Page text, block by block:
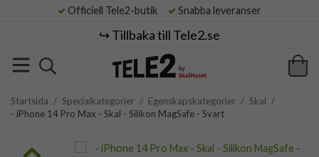
Officiell Tele2-butik Snabba leveranser
↪️ Tillbaka till Tele2.se
Startsida / Specialkategorier / Egenskapskategorier / Skal /
- iPhone 14 Pro Max - Skal - Silikon MagSafe - Svart